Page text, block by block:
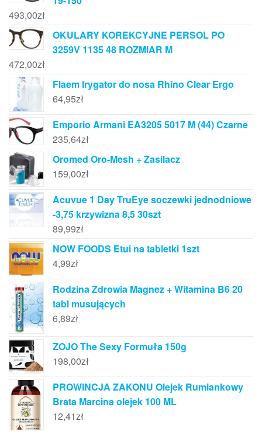
493,00zł
OKULARY KOREKCYJNE PERSOL PO
3259V 1135 48 ROZMIAR M
472,00zł
Flaem Irygator do nosa Rhino Clear Ergo
64,95zł
Emporio Armani EA3205 5017 M (44) Czarne
235,64zł
Oromed Oro-Mesh + Zasilacz
159,00zł
Acuvue 1 Day TruEye soczewki jednodniowe
-3,75 krzywizna 8,5 30szt
89,99zł
NOW FOODS Etui na tabletki 1szt
4,99zł
Rodzina Zdrowia Magnez + Witamina B6 20
tabl musujących
6,89zł
ZOJO The Sexy Formuła 150g
198,00zł
PROWINCJA ZAKONU Olejek Rumiankowy
Brata Marcina olejek 100 ML
12,41zł